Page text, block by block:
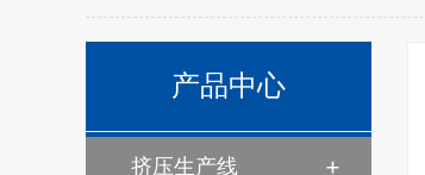
产品中心
挤压生产线